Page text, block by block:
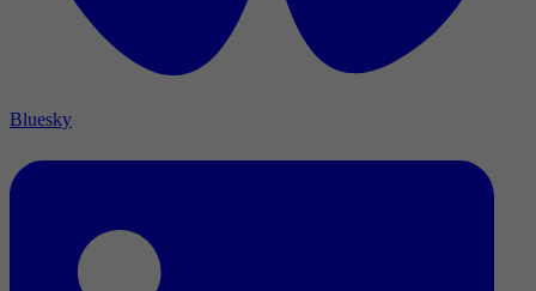
Bluesky